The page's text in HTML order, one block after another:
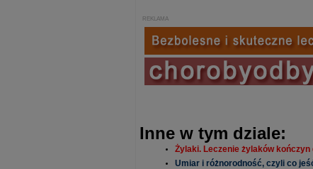
REKLAMA
Inne w tym dziale:
Żylaki. Leczenie żylaków kończyn
Umiar i różnorodność, czyli co